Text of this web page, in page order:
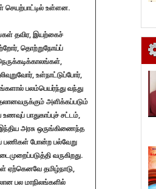
செயற்பாட்டில் உள்ளன.
தவிர, இயற்கைச்
தொற்றுநோய்ப்
உள்நாட்டுப்போர்,
பலம்பெயர்ந்து வந்து
அளிக்கப்படும்
உணவுப் பாதுகாப்புச் சட்டம்,
அரசு ஒருங்கிணைந்த
பணிகள் போன்ற பல்வேறு
வருகிறது.
ஏற்கெனவே தமிழ்நாடு,
பல மாநிலங்களில்